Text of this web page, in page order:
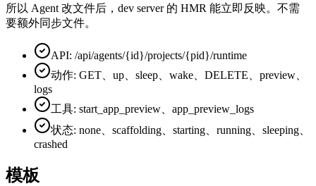
所以 Agent 改文件后，dev server 的 HMR 能立即反映。不需
要额外同步文件。
API: /api/agents/{id}/projects/{pid}/runtime
动作: GET、up、sleep、wake、DELETE、preview、
logs
工具: start_app_preview、app_preview_logs
状态: none、scaffolding、starting、running、sleeping、
crashed
模板